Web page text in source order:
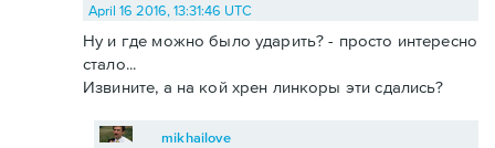
April 16 2016, 13:31:46 UTC
Ну и где можно было ударить? - просто интересно
стало...
Извините, а на кой хрен линкоры эти сдались?
mikhailove